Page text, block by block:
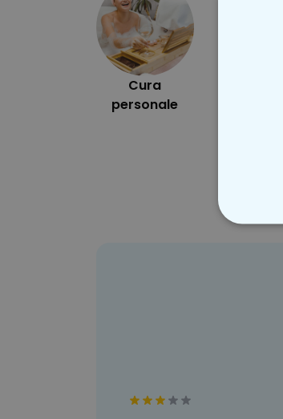
Cura
personale